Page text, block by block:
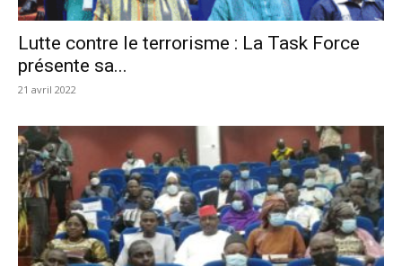
Lutte contre le terrorisme : La Task Force
présente sa...
21 avril 2022